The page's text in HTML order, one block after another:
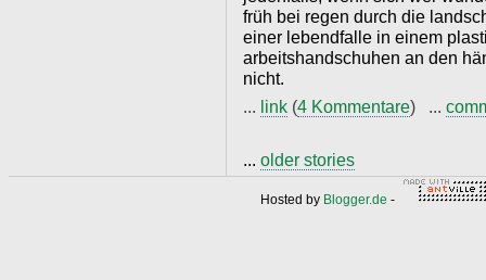
früh bei regen durch die
einer lebendfalle in einem
arbeitshandschuhen an den
nicht.
... link (4 Kommentare) ...
... older stories
Hosted by Blogger.de -